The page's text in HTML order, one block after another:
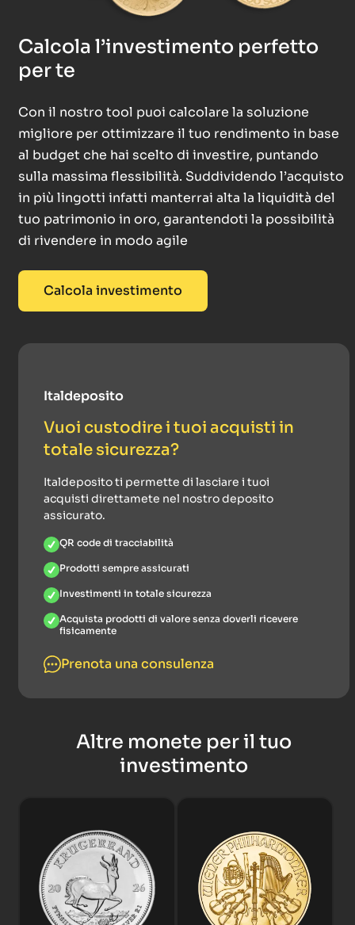
Calcola l’investimento perfetto
per te
Con il nostro tool puoi calcolare la soluzione
migliore per ottimizzare il tuo rendimento in base
al budget che hai scelto di investire, puntando
sulla massima flessibilità. Suddividendo l’acquisto
in più lingotti infatti manterrai alta la liquidità del
tuo patrimonio in oro, garantendoti la possibilità
di rivendere in modo agile
Calcola investimento
Italdeposito
Vuoi custodire i tuoi acquisti in
totale sicurezza?
Italdeposito ti permette di lasciare i tuoi
acquisti direttamete nel nostro deposito
assicurato.
QR code di tracciabilità
Prodotti sempre assicurati
Investimenti in totale sicurezza
Acquista prodotti di valore senza doverli ricevere
fisicamente
Prenota una consulenza
Altre monete per il tuo
investimento